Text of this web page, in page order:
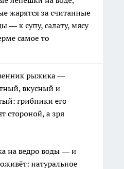
жарятся за считанные
— к супу, салату, мясу
самое то
рыжика —
вкусный и
грибники его
стороной, а зря
на ведро воды — и
натуральное